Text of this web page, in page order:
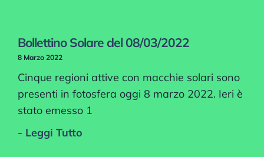
Bollettino Solare del 08/03/2022
8 Marzo 2022
Cinque regioni attive con macchie solari sono
presenti in fotosfera oggi 8 marzo 2022. Ieri è
stato emesso 1
- Leggi Tutto